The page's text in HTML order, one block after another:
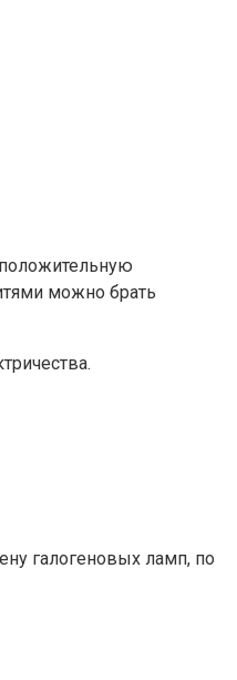
можно брать
галогеновых ламп, по